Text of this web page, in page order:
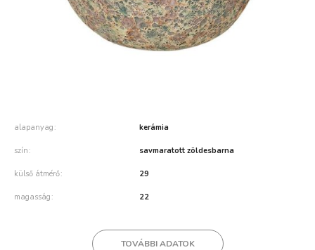
alapanyag kerámia
szín savmaratott zöldesbarna
külső átmérő 29
magasság 22
TOVÁBBI ADATOK